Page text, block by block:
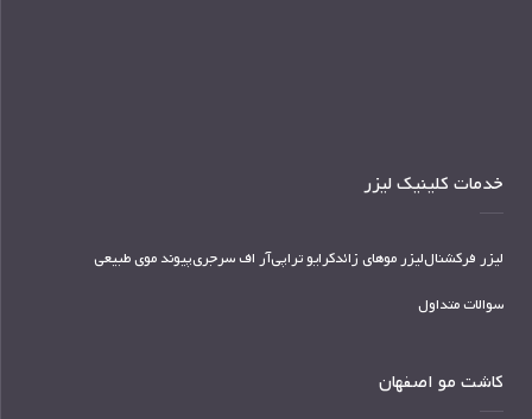
خدمات کلینیک لیزر
لیزر فرکشناللیزر موهای زائدکرایو تراپیآر اف سرجریپیوند موی طبیعی
سوالات متداول
کاشت مو اصفهان